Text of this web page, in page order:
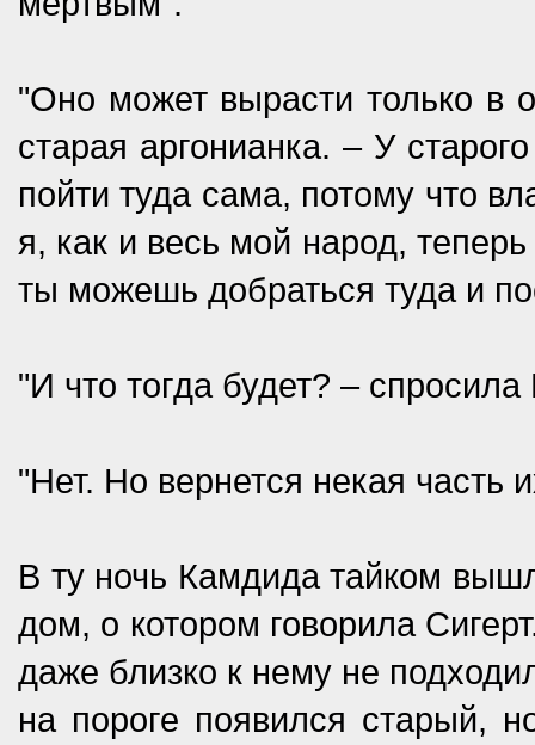
"Оно может вырасти только в
старая аргонианка. – У
пойти туда сама, потому что
я, как и весь мой народ,
ты можешь добраться туда и
"И что тогда будет? –
"Нет. Но вернется некая часть
В ту ночь Камдида тайком
дом, о котором говорила
даже близко к нему не
на пороге появился старый,